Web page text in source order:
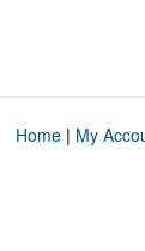
Home| My